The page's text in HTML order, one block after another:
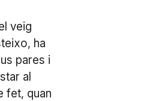
veig
ha
pares i
al
fet, quan